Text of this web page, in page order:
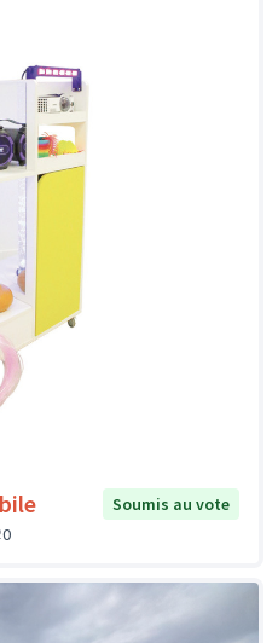
Soumis au vote
0